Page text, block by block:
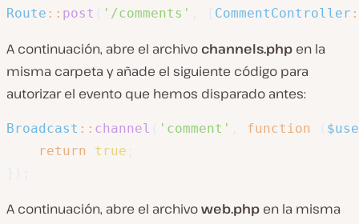
Route :: post '/comments' CommentController
A continuación, abre el archivo channels.php en la
misma carpeta y añade el siguiente código para
autorizar el evento que hemos disparado antes:
Broadcast :: channel 'comment' function
return
true
A continuación, abre el archivoweb.php en la misma